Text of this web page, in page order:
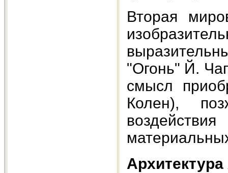
Вторая
"Огонь" Й.
смысл
Колен),